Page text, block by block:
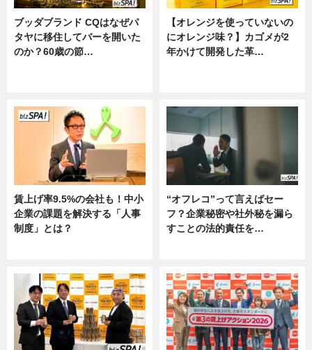
ブッダブランド CQはなぜパ
タヤに移住してバーを開いた
のか？60歳の節…
【オレンジを使っていないの
にオレンジ味？】カゴメが2
年かけて開発した革…
賃上げ率9.5%の会社も！中小
企業の課題を解決する「人事
制度」とは？
“オフレコ”って言えばセー
フ？企業秘密や社外秘を漏ら
すことの法的責任を…